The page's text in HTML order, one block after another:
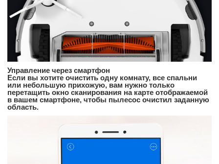
Управление через смартфон
Если вы хотите очистить одну комнату, все спальни
или небольшую прихожую, вам нужно только
перетащить окно сканирования на карте отображаемой
в вашем смартфоне, чтобы пылесос очистил заданную
область.